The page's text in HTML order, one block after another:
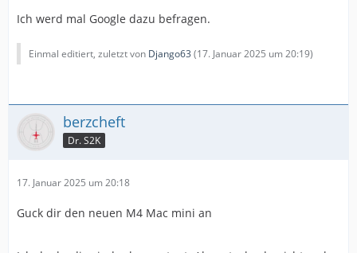
Ich werd mal Google dazu befragen.
Einmal editiert, zuletzt von Django63 (17. Januar 2025 um 20:19)
berzcheft
Dr. S2K
17. Januar 2025 um 20:18
Guck dir den neuen M4 Mac mini an